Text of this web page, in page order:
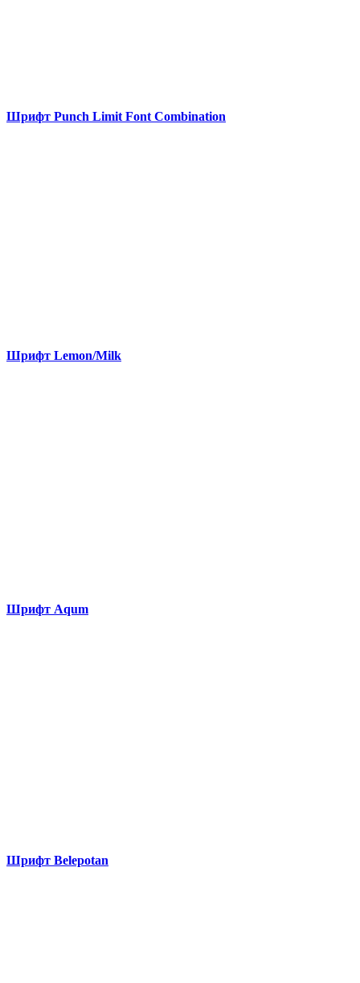
Шрифт Punch Limit Font Combination
Шрифт Lemon/Milk
Шрифт Aqum
Шрифт Belepotan